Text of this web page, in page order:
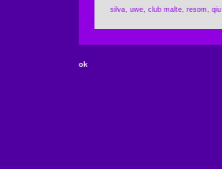
silva, uwe, club malte, resom, qiu
ok